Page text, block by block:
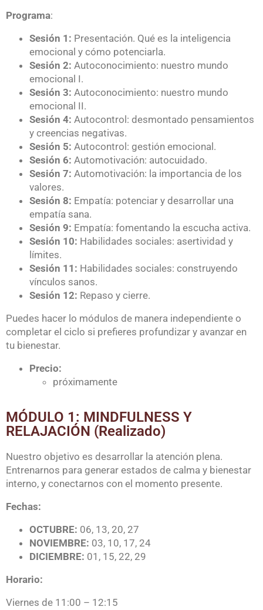
Programa:
Sesión 1: Presentación. Qué es la inteligencia
emocional y cómo potenciarla.
Sesión 2: Autoconocimiento: nuestro mundo
emocional I.
Sesión 3: Autoconocimiento: nuestro mundo
emocional II.
Sesión 4: Autocontrol: desmontado pensamientos
y creencias negativas.
Sesión 5: Autocontrol: gestión emocional.
Sesión 6: Automotivación: autocuidado.
Sesión 7: Automotivación: la importancia de los
valores.
Sesión 8: Empatía: potenciar y desarrollar una
empatía sana.
Sesión 9: Empatía: fomentando la escucha activa.
Sesión 10: Habilidades sociales: asertividad y
límites.
Sesión 11: Habilidades sociales: construyendo
vínculos sanos.
Sesión 12: Repaso y cierre.
Puedes hacer lo módulos de manera independiente o
completar el ciclo si prefieres profundizar y avanzar en
tu bienestar.
Precio:
próximamente
MÓDULO 1: MINDFULNESS Y
RELAJACIÓN (Realizado)
Nuestro objetivo es desarrollar la atención plena.
Entrenarnos para generar estados de calma y bienestar
interno, y conectarnos con el momento presente.
Fechas:
OCTUBRE: 06, 13, 20, 27
NOVIEMBRE: 03, 10, 17, 24
DICIEMBRE: 01, 15, 22, 29
Horario:
Viernes de 11:00 – 12:15